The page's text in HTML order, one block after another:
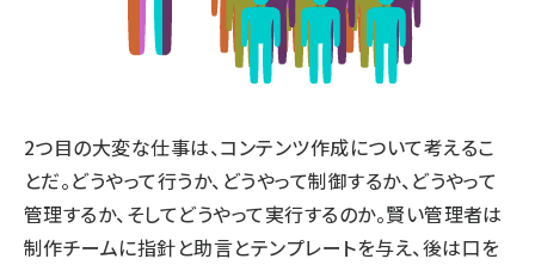
2つ目の大変な仕事は、コンテンツ作成について考えるこ
とだ。どうやって行うか、どうやって制御するか、どうやって
管理するか、そしてどうやって実行するのか。賢い管理者は
制作チームに指針と助言とテンプレートを与え、後は口を